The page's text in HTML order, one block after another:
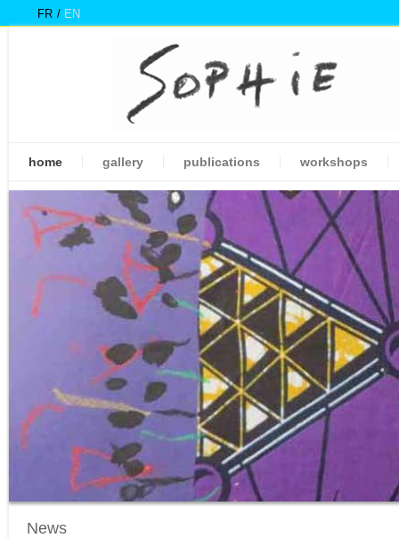
FR EN
home gallery publications workshops
News